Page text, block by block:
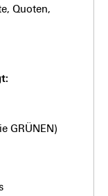
Quoten,
GRÜNEN)